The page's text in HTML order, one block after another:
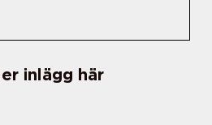
inlägg här